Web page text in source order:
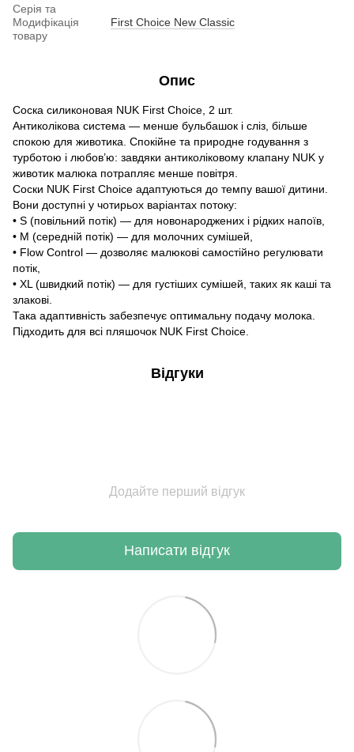
Серія та
Модифікація
товару
First Choice New Classic
Опис
Соска силиконовая NUK First Choice, 2 шт.
Антиколікова система — менше бульбашок і сліз, більше
спокою для животика. Спокійне та природне годування з
турботою і любов’ю: завдяки антиколіковому клапану NUK у
животик малюка потрапляє менше повітря.
Соски NUK First Choice адаптуються до темпу вашої дитини.
Вони доступні у чотирьох варіантах потоку:
• S (повільний потік) — для новонароджених і рідких напоїв,
• M (середній потік) — для молочних сумішей,
• Flow Control — дозволяє малюкові самостійно регулювати
потік,
• XL (швидкий потік) — для густіших сумішей, таких як каші та
злакові.
Така адаптивність забезпечує оптимальну подачу молока.
Підходить для всі пляшочок NUK First Choice.
Відгуки
Додайте перший відгук
Написати відгук